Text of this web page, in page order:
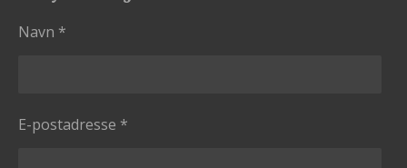
Navn *
E-postadresse *